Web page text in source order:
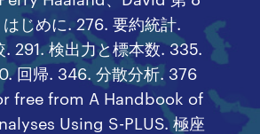
じめに. 276. 要約統計.
291. 検出力と標本数. 335.
回帰. 346. 分散分析. 376
free from A Handbook of
Using S-PLUS. 極座